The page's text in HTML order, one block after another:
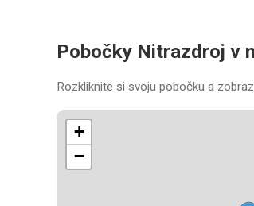
Pobočky Nitrazdroj v
Rozkliknite si svoju pobočku a
+
−